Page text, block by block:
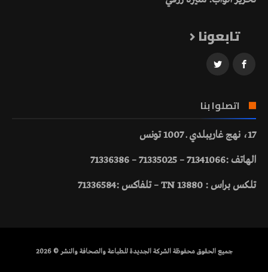
تابعونا
اتصلوا بنا
17، نهج غاريبلدي ـ 1007 تونس
الهاتف :71341066 – 71335025 – 71336386
تلكس براس : 13880 TN – تلفاكس :71336584
جميع الحقوق محفوظة الشركة الجديدة للطباعة والصحافة والنشر © 2026